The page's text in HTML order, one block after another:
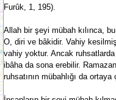
Furûk, 1, 195).
Allah bir şeyi mübah kılınca,
O, diri ve bâkidir. Vahiy
vahiy yoktur. Ancak
ibâha da sona erebilir.
ruhsatının mübahlığı da